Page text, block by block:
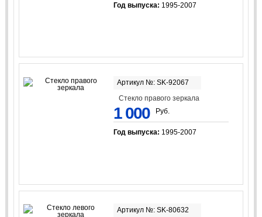
Год выпуска: 1995-2007
Артикул №: SK-92067
Стекло правого зеркала
1 000 Руб.
Год выпуска: 1995-2007
Артикул №: SK-80632